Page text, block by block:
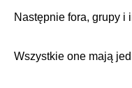
Następnie fora, grupy i
Wszystkie one mają